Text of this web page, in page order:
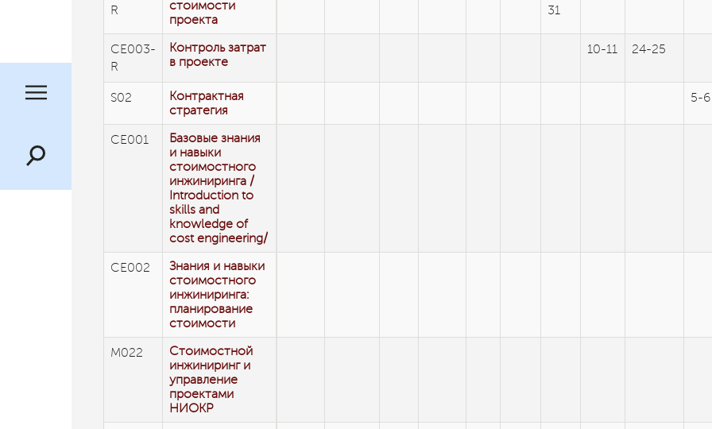
R
стоимости
проекта
31
СЕ003-
R
Контроль затрат
в проекте
10-11 24-25
S02
Контрактная
стратегия
5-6
CE001
Базовые знания
и навыки
стоимостного
инжиниринга /
Introduction to
skills and
knowledge of
cost engineering/
СЕ002
Знания и навыки
стоимостного
инжиниринга:
планирование
стоимости
М022
Стоимостной
инжиниринг и
управление
проектами
НИОКР